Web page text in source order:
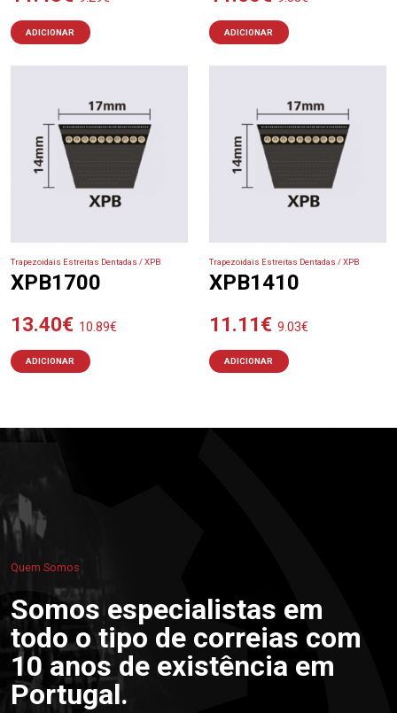
ADICIONAR ADICIONAR
Trapezoidais Estreitas Dentadas / XPB
XPB1700
13.40€ 10.89€
ADICIONAR
Trapezoidais Estreitas Dentadas / XPB
XPB1410
11.11€ 9.03€
ADICIONAR
Quem Somos
Somos especialistas em
todo o tipo de correias com
10 anos de existência em
Portugal.